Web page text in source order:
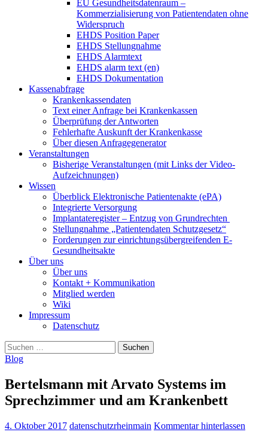
EU Gesundheitsdatenraum –
Kommerzialisierung von Patientendaten ohne
Widerspruch
EHDS Position Paper
EHDS Stellungnahme
EHDS Alarmtext
EHDS alarm text (en)
EHDS Dokumentation
Kassenabfrage
Krankenkassendaten
Text einer Anfrage bei Krankenkassen
Überprüfung der Antworten
Fehlerhafte Auskunft der Krankenkasse
Über diesen Anfragegenerator
Veranstaltungen
Bisherige Veranstaltungen (mit Links der Video-
Aufzeichnungen)
Wissen
Überblick Elektronische Patientenakte (ePA)
Integrierte Versorgung
Implantateregister – Entzug von Grundrechten
Stellungnahme „Patientendaten Schutzgesetz“
Forderungen zur einrichtungsübergreifenden E-
Gesundheitsakte
Über uns
Über uns
Kontakt + Kommunikation
Mitglied werden
Wiki
Impressum
Datenschutz
Suchen
nach:
Blog
Bertelsmann mit Arvato Systems im
Sprechzimmer und am Krankenbett
4. Oktober 2017 datenschutzrheinmain Kommentar hinterlassen